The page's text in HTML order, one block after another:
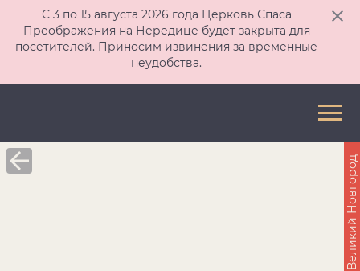
С 3 по 15 августа 2026 года Церковь Спаса
Преображения на Нередице будет закрыта для
посетителей. Приносим извинения за временные
неудобства.
Великий Новгород